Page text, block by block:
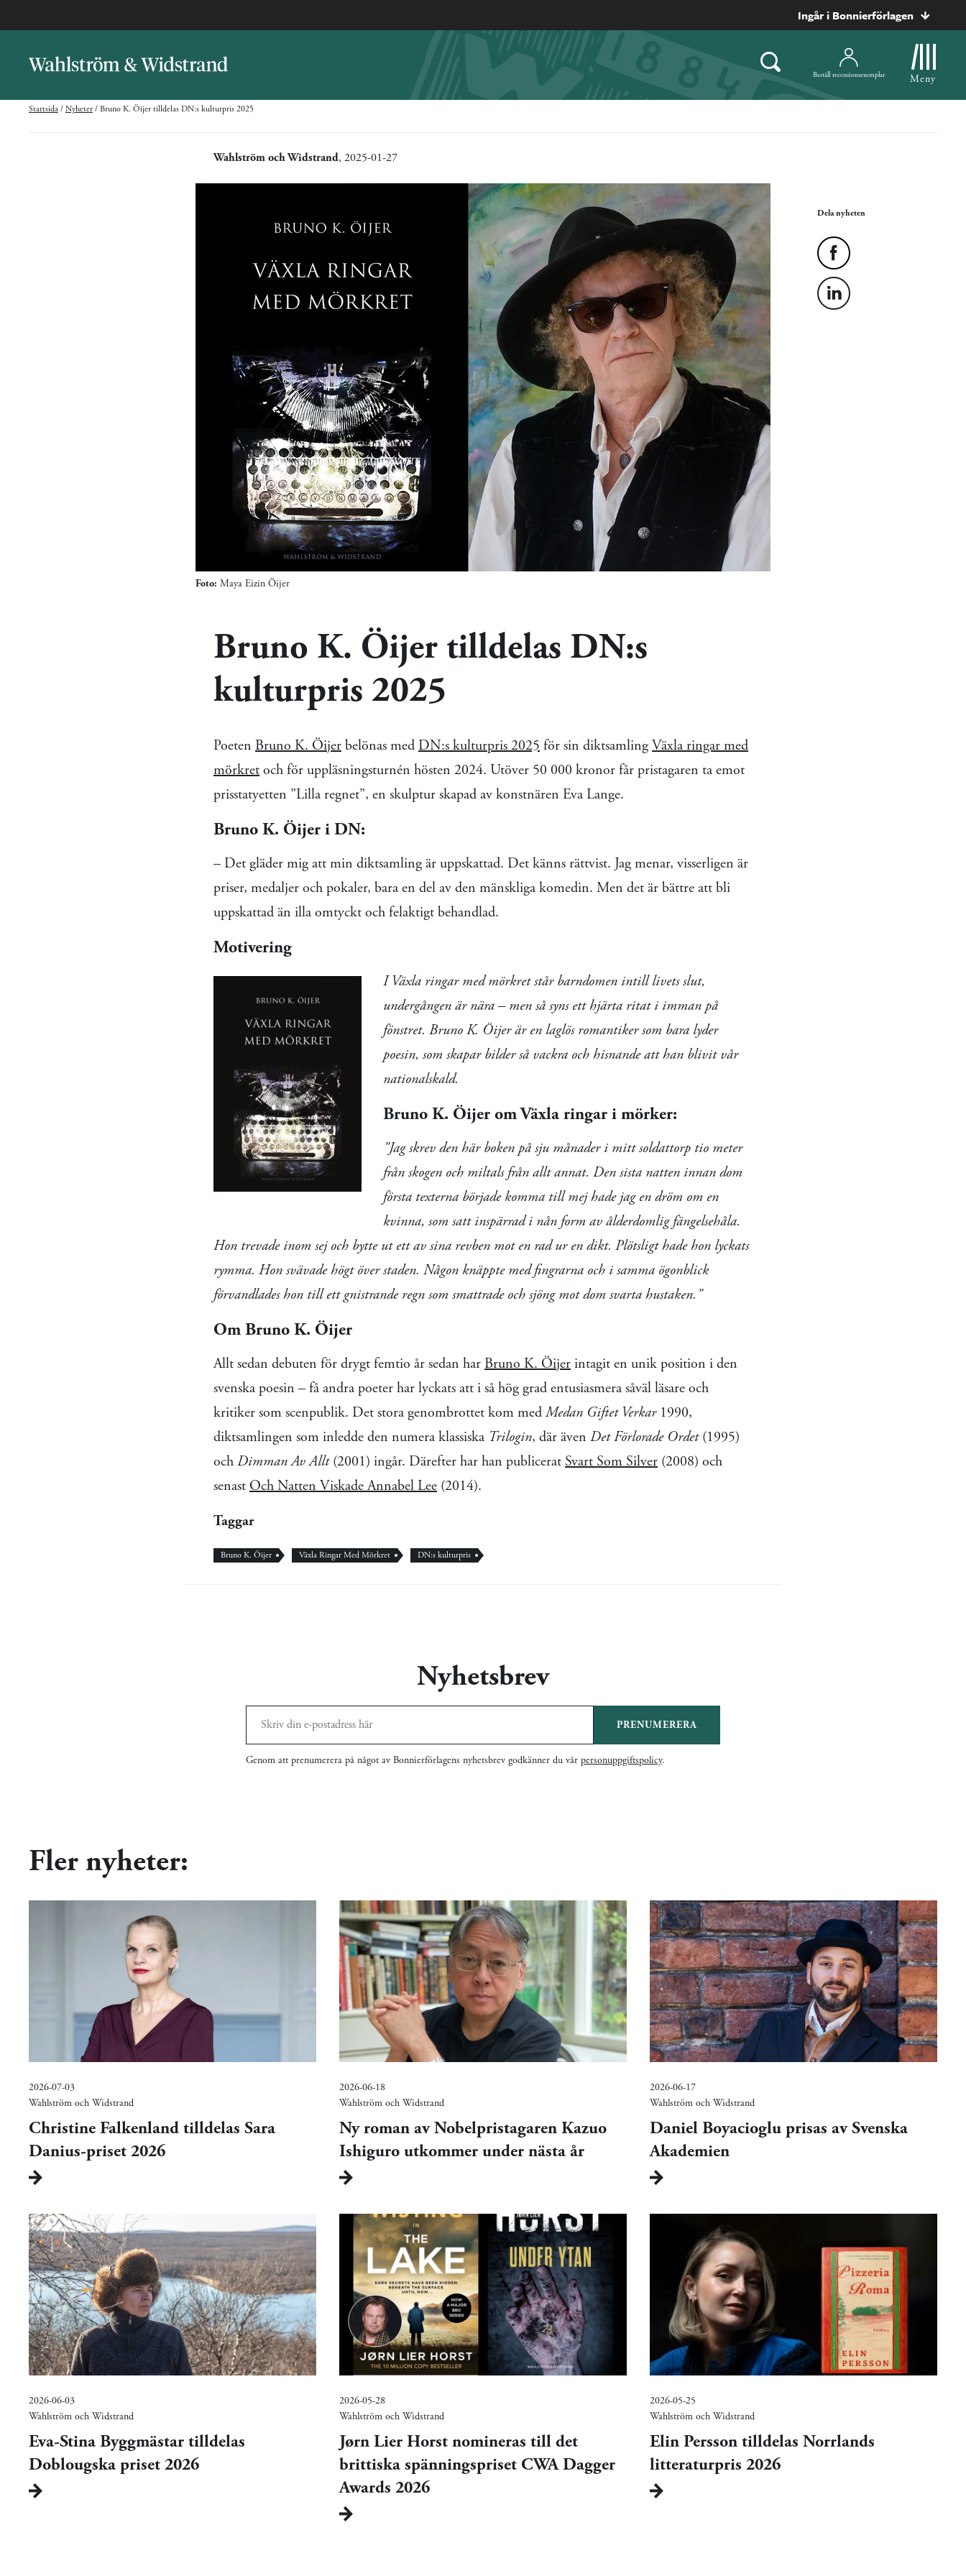
Ingår i Bonnierförlagen
Beställ recensionsexemplar Meny
Startsida / Nyheter / Bruno K. Öijer tilldelas DN:s kulturpris 2025
Wahlström och Widstrand, 2025-01-27
Foto: Maya Eizin Öijer
Dela nyheten
Bruno K. Öijer tilldelas DN:s
kulturpris 2025
Poeten Bruno K. Öijer belönas med DN:s kulturpris 2025 för sin diktsamling Växla ringar med
mörkret och för uppläsningsturnén hösten 2024. Utöver 50 000 kronor får pristagaren ta emot
prisstatyetten ”Lilla regnet”, en skulptur skapad av konstnären Eva Lange.
Bruno K. Öijer i DN:
– Det gläder mig att min diktsamling är uppskattad. Det känns rättvist. Jag menar, visserligen är
priser, medaljer och pokaler, bara en del av den mänskliga komedin. Men det är bättre att bli
uppskattad än illa omtyckt och felaktigt behandlad.
Motivering
I Växla ringar med mörkret står barndomen intill livets slut,
undergången är nära – men så syns ett hjärta ritat i imman på
fönstret. Bruno K. Öijer är en laglös romantiker som bara lyder
poesin, som skapar bilder så vackra och hisnande att han blivit vår
nationalskald.
Bruno K. Öijer om Växla ringar i mörker:
”Jag skrev den här boken på sju månader i mitt soldattorp tio meter
från skogen och miltals från allt annat. Den sista natten innan dom
första texterna började komma till mej hade jag en dröm om en
kvinna, som satt inspärrad i nån form av ålderdomlig fängelsehåla.
Hon trevade inom sej och bytte ut ett av sina revben mot en rad ur en dikt. Plötsligt hade hon lyckats
rymma. Hon svävade högt över staden. Någon knäppte med fingrarna och i samma ögonblick
förvandlades hon till ett gnistrande regn som smattrade och sjöng mot dom svarta hustaken.”
Om Bruno K. Öijer
Allt sedan debuten för drygt femtio år sedan har Bruno K. Öijer intagit en unik position i den
svenska poesin – få andra poeter har lyckats att i så hög grad entusiasmera såväl läsare och
kritiker som scenpublik. Det stora genombrottet kom medMedan Giftet Verkar1990,
diktsamlingen som inledde den numera klassiska Trilogin, där även Det Förlorade Ordet(1995)
och Dimman Av Allt(2001) ingår. Därefter har han publicerat Svart Som Silver (2008) och
senast Och Natten Viskade Annabel Lee (2014).
Taggar
Bruno K. Öijer Växla Ringar Med Mörkret DN:s kulturpris
Nyhetsbrev
PRENUMERERA
Genom att prenumerera på något av Bonnierförlagens nyhetsbrev godkänner du vår personuppgiftspolicy.
Fler nyheter:
2026-07-03
Wahlström och Widstrand
Christine Falkenland tilldelas Sara
Danius-priset 2026
2026-06-18
Wahlström och Widstrand
Ny roman av Nobelpristagaren Kazuo
Ishiguro utkommer under nästa år
2026-06-17
Wahlström och Widstrand
Daniel Boyacioglu prisas av Svenska
Akademien
2026-06-03
Wahlström och Widstrand
Eva-Stina Byggmästar tilldelas
Doblougska priset 2026
2026-05-28
Wahlström och Widstrand
Jørn Lier Horst nomineras till det
brittiska spänningspriset CWA Dagger
Awards 2026
2026-05-25
Wahlström och Widstrand
Elin Persson tilldelas Norrlands
litteraturpris 2026